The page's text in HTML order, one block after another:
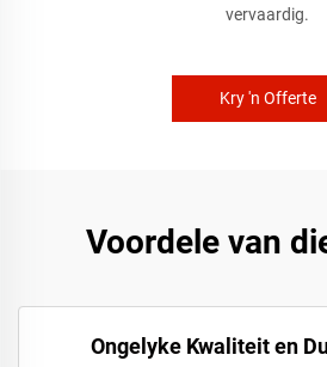
vervaardig.
Kry 'n Offerte
Voordele van
Ongelyke Kwaliteit en